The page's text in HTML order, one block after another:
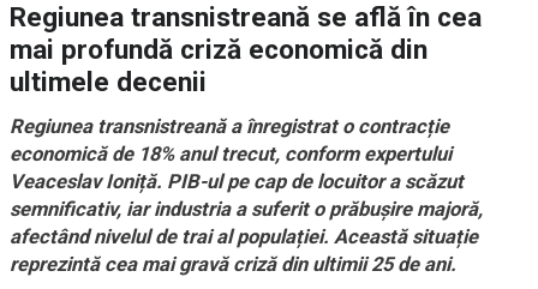
Regiunea transnistreană se află în cea
mai profundă criză economică din
ultimele decenii
Regiunea transnistreană a înregistrat o contracție
economică de 18% anul trecut, conform expertului
Veaceslav Ioniță. PIB-ul pe cap de locuitor a scăzut
semnificativ, iar industria a suferit o prăbușire majoră,
afectând nivelul de trai al populației. Această situație
reprezintă cea mai gravă criză din ultimii 25 de ani.